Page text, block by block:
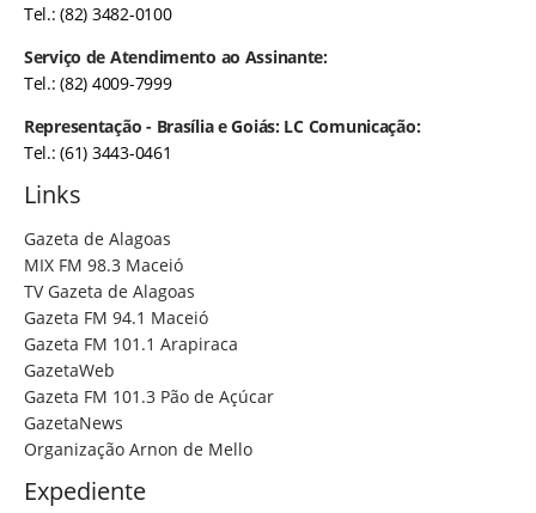
Tel.: (82) 3482-0100
Serviço de Atendimento ao Assinante:
Tel.: (82) 4009-7999
Representação - Brasília e Goiás: LC Comunicação:
Tel.: (61) 3443-0461
Links
Gazeta de Alagoas
MIX FM 98.3 Maceió
TV Gazeta de Alagoas
Gazeta FM 94.1 Maceió
Gazeta FM 101.1 Arapiraca
GazetaWeb
Gazeta FM 101.3 Pão de Açúcar
GazetaNews
Organização Arnon de Mello
Expediente